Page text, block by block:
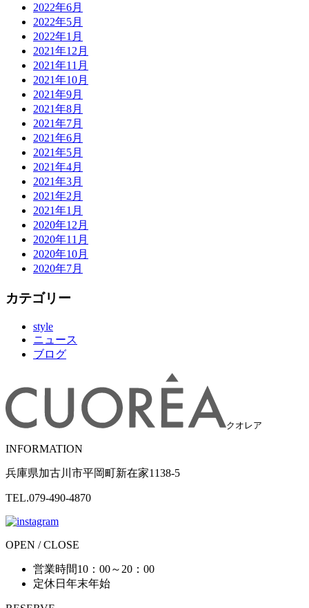
2022年6月
2022年5月
2022年1月
2021年12月
2021年11月
2021年10月
2021年9月
2021年8月
2021年7月
2021年6月
2021年5月
2021年4月
2021年3月
2021年2月
2021年1月
2020年12月
2020年11月
2020年10月
2020年7月
カテゴリー
style
ニュース
ブログ
クオレア
INFORMATION
兵庫県加古川市平岡町新在家1138-5
TEL.079-490-4870
OPEN / CLOSE
営業時間10：00～20：00
定休日 年末年始